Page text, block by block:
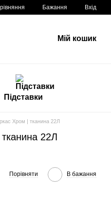
Бажання Вхід
Мій кошик
Підставки
Хром | тканина 22Л
22Л
Порівняти В бажання